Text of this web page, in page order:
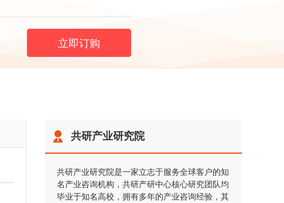
立即订购
共研产业研究院
共研产业研究院是一家立志于服务全球客户的知
名产业咨询机构，共研产研中心核心研究团队均
毕业于知名高校，拥有多年的产业咨询经验，其